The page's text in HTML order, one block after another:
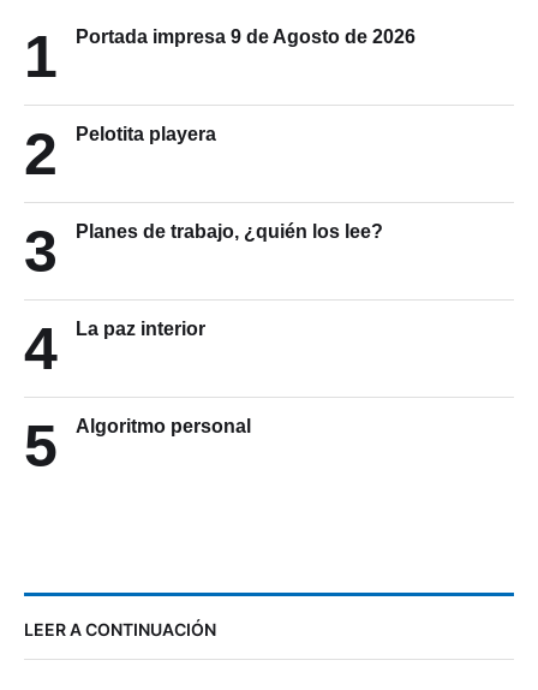
1 Portada impresa 9 de Agosto de 2026
2 Pelotita playera
3 Planes de trabajo, ¿quién los lee?
4 La paz interior
5 Algoritmo personal
LEER A CONTINUACIÓN